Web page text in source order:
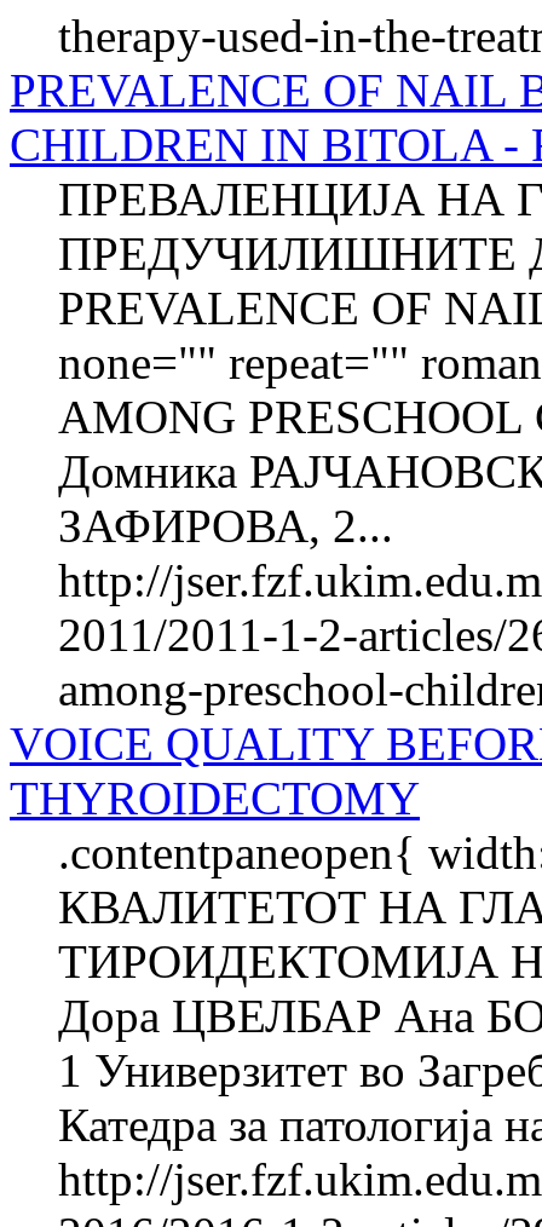
therapy-used-in-the-
PREVALENCE OF NAIL
CHILDREN IN BITOLA -
ПРЕВАЛЕНЦИЈА НА
ПРЕДУЧИЛИШНИТЕ
PREVALENCE OF
none="" repeat=""
AMONG
Домника
ЗАФИРОВА, 2...
http://
2011/2011-1-2-articles/
among-preschool-
VOICE QUALITY
THYROIDECTOMY
.contentpaneopen{
КВАЛИТЕТОТ НА
ТИРОИДЕКТОМИЈА
Дора ЦВЕЛБАР Ана
1 Универзитет во
Катедра за патологија
http://